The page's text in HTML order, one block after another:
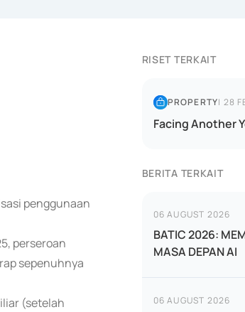
penggunaan
perseroan
sepenuhnya
(setelah
RISET TERKAIT
PROPERTY| 28
Facing Another
BERITA TERKAIT
06 AUGUST 2026
BATIC 2026:
MASA DEPAN AI
06 AUGUST 2026